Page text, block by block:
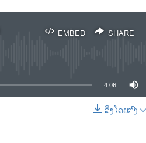
EMBED SHARE
SHARE
4:06
ລິງໂດຍກົງ